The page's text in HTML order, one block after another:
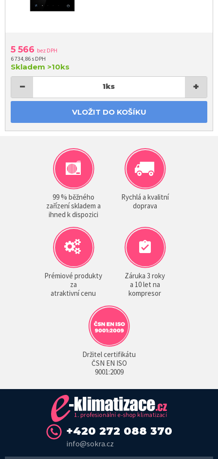
5 566 bez DPH
6 734,86 s DPH
Skladem >10ks
− 1ks +
VLOŽIT DO KOŠÍKU
99 % běžného
zařízení skladem a
ihned k dispozici
Rychlá a kvalitní
doprava
Prémiové produkty
za
atraktivní cenu
Záruka 3 roky
a 10 let na
kompresor
Držitel certifikátu
ČSN EN ISO
9001:2009
+420 272 088 370
info@sokra.cz